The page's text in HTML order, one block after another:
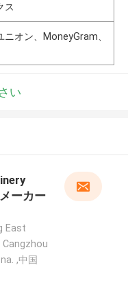
ス
ニオン、MoneyGram、
い
ーカー
East
,中国